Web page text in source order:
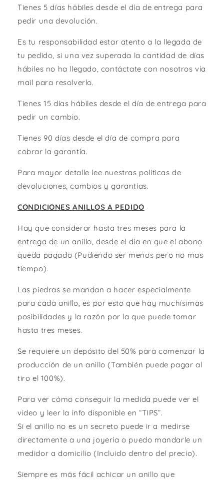
Tienes 5 días hábiles desde el día de entrega para
pedir una devolución.
Es tu responsabilidad estar atento a la llegada de
tu pedido, si una vez superada la cantidad de días
hábiles no ha llegado, contáctate con nosotros vía
mail para resolverlo.
Tienes 15 días hábiles desde el día de entrega para
pedir un cambio.
Tienes 90 días desde el día de compra para
cobrar la garantía.
Para mayor detalle lee nuestras políticas de
devoluciones, cambios y garantías.
CONDICIONES ANILLOS A PEDIDO
Hay que considerar hasta tres meses para la
entrega de un anillo, desde el día en que el abono
queda pagado (Pudiendo ser menos pero no mas
tiempo).
Las piedras se mandan a hacer especialmente
para cada anillo, es por esto que hay muchísimas
posibilidades y la razón por la que puede tomar
hasta tres meses.
Se requiere un depósito del 50% para comenzar la
producción de un anillo (También puede pagar al
tiro el 100%).
Para ver cómo conseguir la medida puede ver el
video y leer la info disponible en “TIPS”.
Si el anillo no es un secreto puede ir a medirse
directamente a una joyería o puedo mandarle un
medidor a domicilio (Incluido dentro del precio).
Siempre es más fácil achicar un anillo que